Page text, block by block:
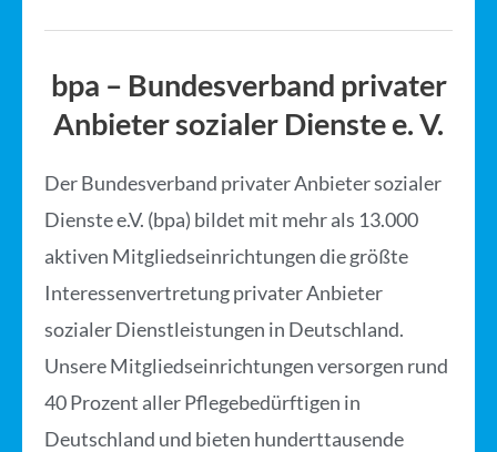
bpa – Bundesverband privater
Anbieter sozialer Dienste e. V.
Der Bundesverband privater Anbieter sozialer
Dienste e.V. (bpa) bildet mit mehr als 13.000
aktiven Mitgliedseinrichtungen die größte
Interessenvertretung privater Anbieter
sozialer Dienstleistungen in Deutschland.
Unsere Mitgliedseinrichtungen versorgen rund
40 Prozent aller Pflegebedürftigen in
Deutschland und bieten hunderttausende